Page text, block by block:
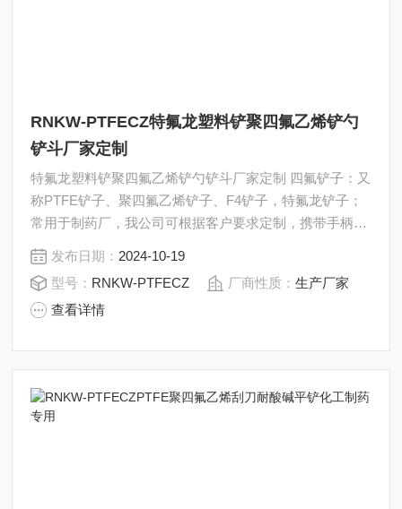
RNKW-PTFECZ特氟龙塑料铲聚四氟乙烯铲勺
铲斗厂家定制
特氟龙塑料铲聚四氟乙烯铲勺铲斗厂家定制 四氟铲子：又
称PTFE铲子、聚四氟乙烯铲子、F4铲子，特氟龙铲子；
常用于制药厂，我公司可根据客户要求定制，携带手柄和
杆部的长度均可定制。
发布日期： 2024-10-19
型号： RNKW-PTFECZ 厂商性质：生产厂家
查看详情